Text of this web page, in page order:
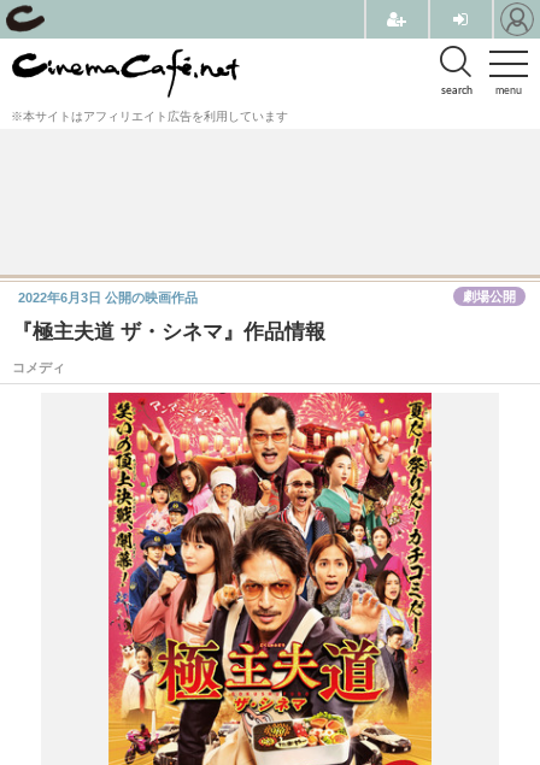
menu
search
※本サイトはアフィリエイト広告を利用しています
『極主夫道 ザ・シネマ』作品情報
コメディ
2022年6月3日 公開の映画作品 劇場公開